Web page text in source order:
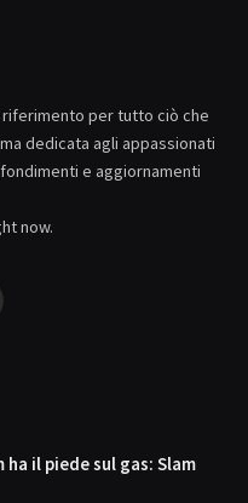
per tutto ciò che
dedicata agli appassionati
e aggiornamenti
now.
ha il piede sul gas: Slam